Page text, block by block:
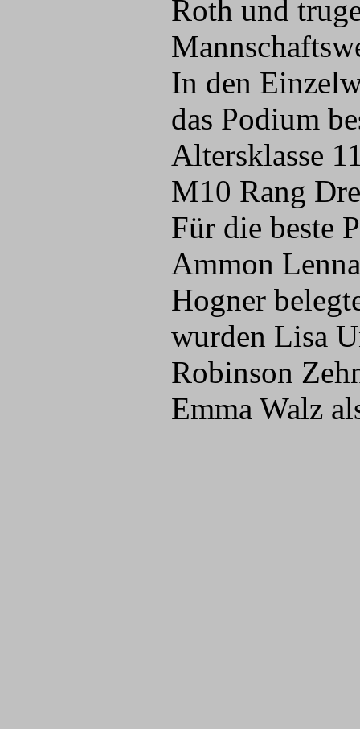
Roth und
In den
das Podium
Altersklasse
M10 Rang
Für die beste
Ammon
Hogner
wurden Lisa
Robinson
Emma Walz